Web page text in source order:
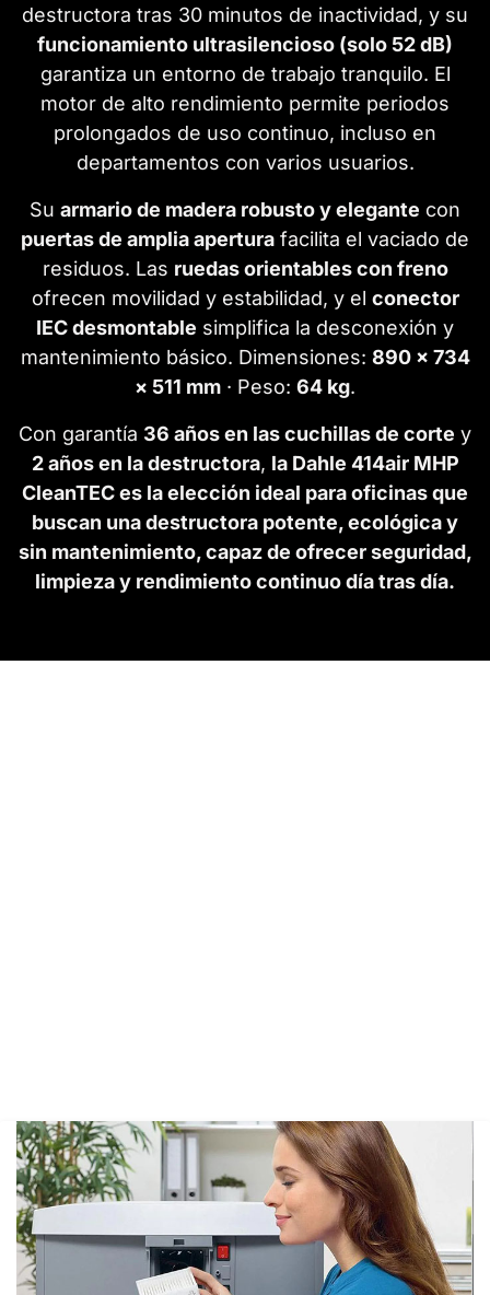
destructora tras 30 minutos de inactividad, y su
funcionamiento ultrasilencioso (solo 52 dB)
garantiza un entorno de trabajo tranquilo. El
motor de alto rendimiento permite periodos
prolongados de uso continuo, incluso en
departamentos con varios usuarios.
Su armario de madera robusto y elegante con
puertas de amplia apertura facilita el vaciado de
residuos. Las ruedas orientables con freno
ofrecen movilidad y estabilidad, y el conector
IEC desmontable simplifica la desconexión y
mantenimiento básico. Dimensiones: 890 × 734
× 511 mm · Peso: 64 kg.
Con garantía 36 años en las cuchillas de corte y
2 años en la destructora, la Dahle 414air MHP
CleanTEC es la elección ideal para oficinas que
buscan una destructora potente, ecológica y
sin mantenimiento, capaz de ofrecer seguridad,
limpieza y rendimiento continuo día tras día.